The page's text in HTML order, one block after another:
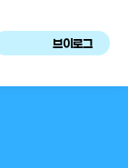
브이로그